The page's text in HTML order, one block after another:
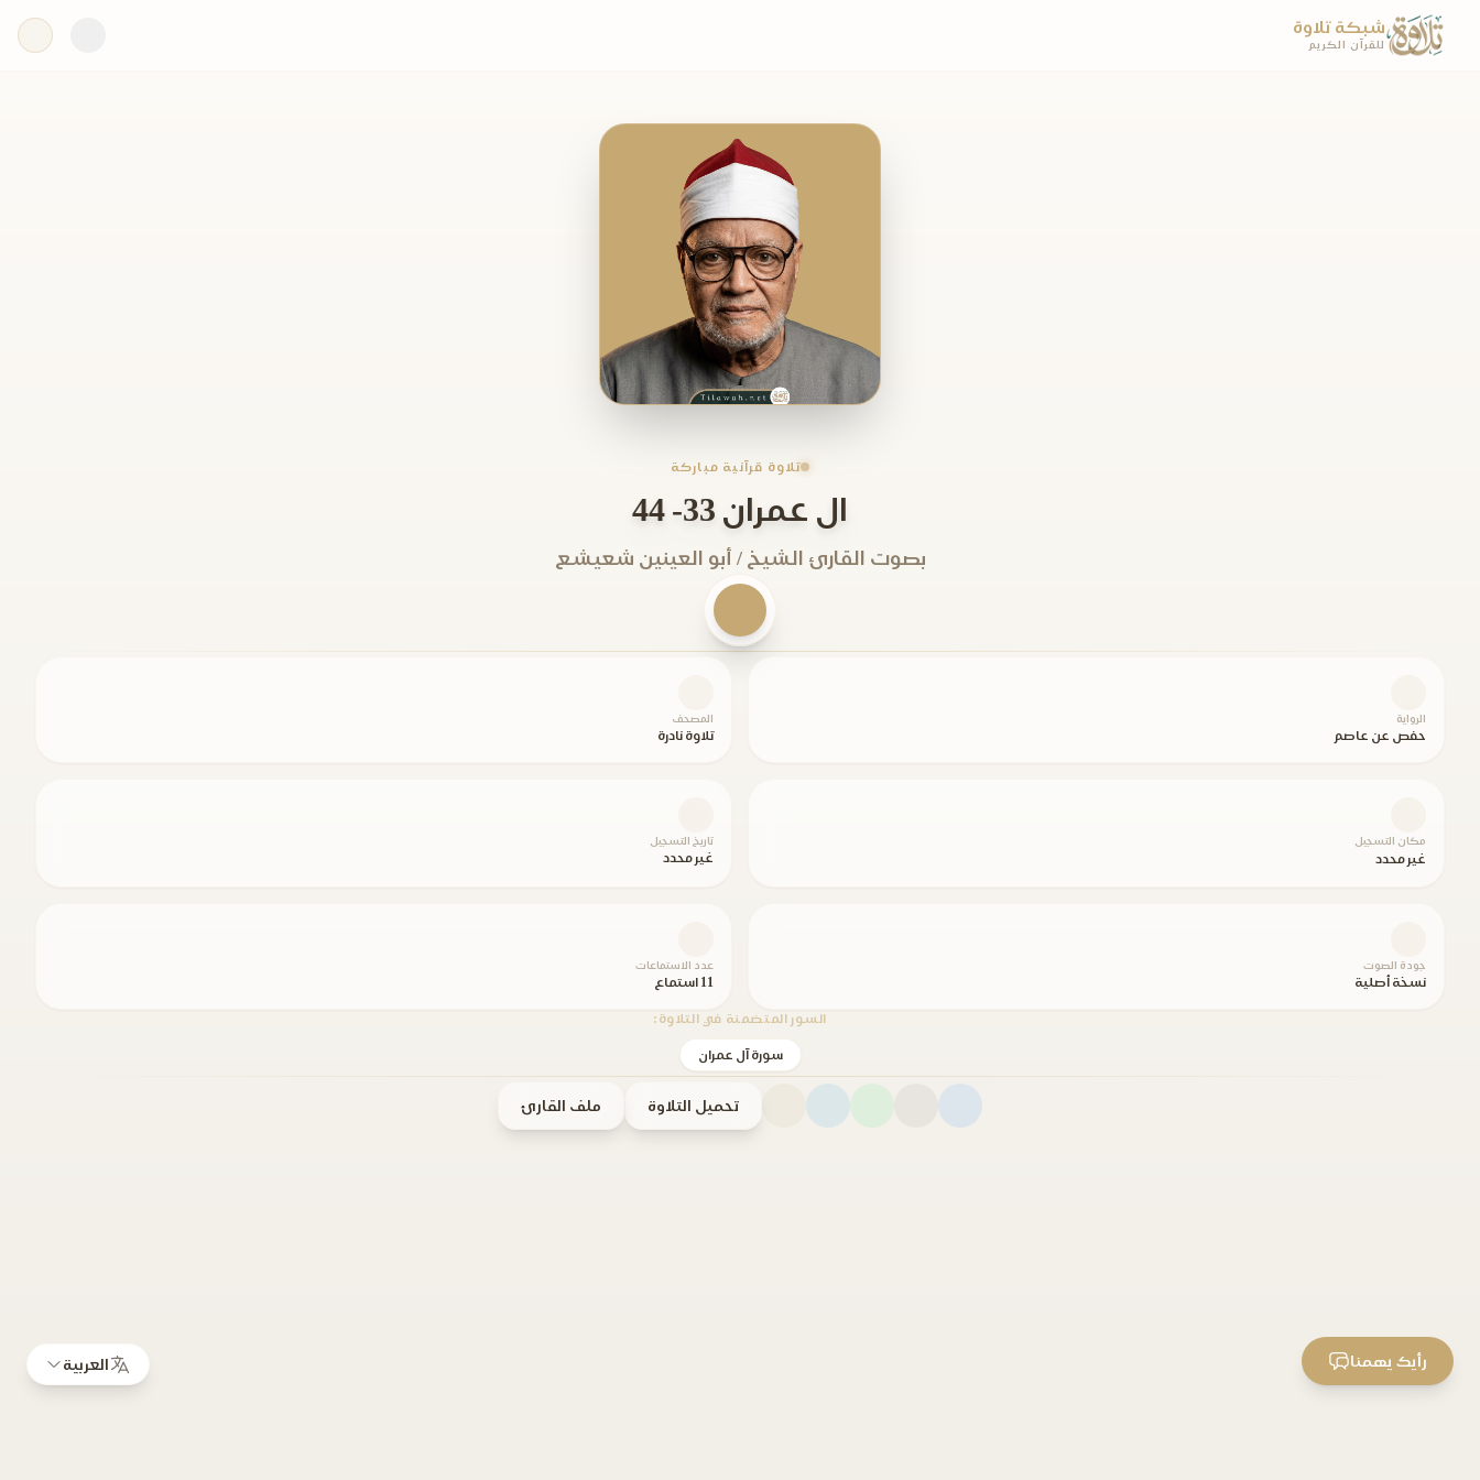
شبكة تلاوة
للقرآن الكريم
تلاوة قرآنية مباركة
ال عمران 33- 44
بصوت القارئ الشيخ / أبو العينين شعيشع
الرواية
حفص عن عاصم
المصحف
تلاوة نادرة
مكان التسجيل
غير محدد
تاريخ التسجيل
غير محدد
جودة الصوت
نسخة أصلية
عدد الاستماعات
11 استماع
السور المتضمنة في التلاوة:
سورة آل عمران
تحميل التلاوة ملف القارئ
العربية رأيك يهمنا